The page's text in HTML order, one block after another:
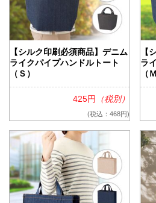
【シルク印刷必須商品】デニム
ライクパイプハンドルトート
（Ｓ）
425円 （税別）
(税込：468円)
【
ラ
（